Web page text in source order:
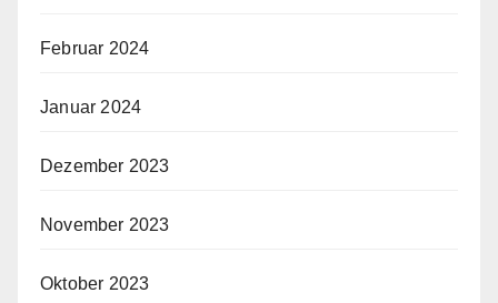
Februar 2024
Januar 2024
Dezember 2023
November 2023
Oktober 2023